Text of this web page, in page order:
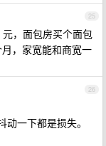
25
，面包房买个面包
，家宽能和商宽一
26
一下都是损失。